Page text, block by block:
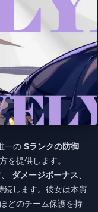
一の Sランクの防御
を提供します。
ダメージボーナス
続します。彼女は本質
どのチーム保護を持